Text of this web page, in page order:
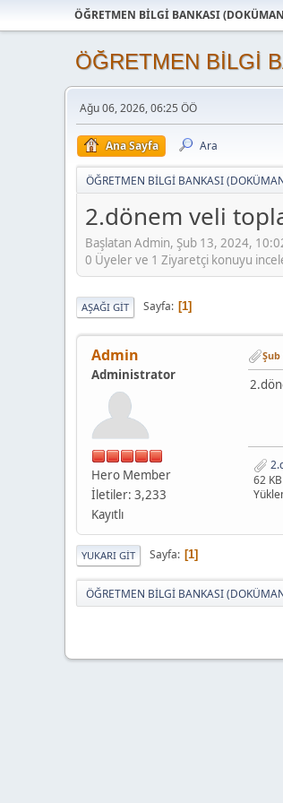
ÖĞRETMEN BİLGİ BANKASI
ÖĞRETMEN BİLGİ
Ağu 06, 2026, 06:25 ÖÖ
Ana Sayfa Ara
ÖĞRETMEN BİLGİ BANKASI
2.dönem veli
Başlatan Admin, Şub 13, 2024,
0 Üyeler ve 1 Ziyaretçi konuyu
AŞAĞI GIT Sayfa 1
Admin
Administrator
Hero Member
İletiler: 3,233
Kayıtlı
Şub
62 KB
YUKARI GIT Sayfa 1
ÖĞRETMEN BİLGİ BANKASI